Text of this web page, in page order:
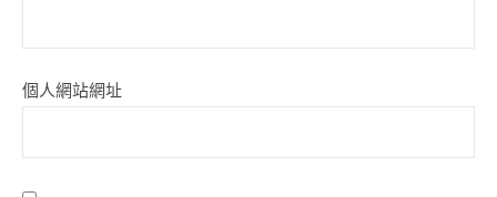
個人網站網址